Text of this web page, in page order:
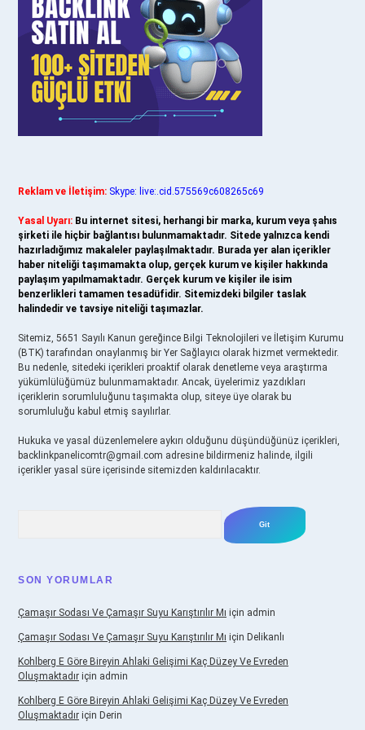
Reklam ve İletişim: Skype: live:.cid.575569c608265c69
Yasal Uyarı: Bu internet sitesi, herhangi bir marka, kurum veya şahıs
şirketi ile hiçbir bağlantısı bulunmamaktadır. Sitede yalnızca kendi
hazırladığımız makaleler paylaşılmaktadır. Burada yer alan içerikler
haber niteliği taşımamakta olup, gerçek kurum ve kişiler hakkında
paylaşım yapılmamaktadır. Gerçek kurum ve kişiler ile isim
benzerlikleri tamamen tesadüfidir. Sitemizdeki bilgiler taslak
halindedir ve tavsiye niteliği taşımazlar.
Sitemiz, 5651 Sayılı Kanun gereğince Bilgi Teknolojileri ve İletişim Kurumu
(BTK) tarafından onaylanmış bir Yer Sağlayıcı olarak hizmet vermektedir.
Bu nedenle, sitedeki içerikleri proaktif olarak denetleme veya araştırma
yükümlülüğümüz bulunmamaktadır. Ancak, üyelerimiz yazdıkları
içeriklerin sorumluluğunu taşımakta olup, siteye üye olarak bu
sorumluluğu kabul etmiş sayılırlar.
Hukuka ve yasal düzenlemelere aykırı olduğunu düşündüğünüz içerikleri,
backlinkpanelicomtr@gmail.com adresine bildirmeniz halinde, ilgili
içerikler yasal süre içerisinde sitemizden kaldırılacaktır.
SON YORUMLAR
Çamaşır Sodası Ve Çamaşır Suyu Karıştırılır Mı için admin
Çamaşır Sodası Ve Çamaşır Suyu Karıştırılır Mı için Delikanlı
Kohlberg E Göre Bireyin Ahlaki Gelişimi Kaç Düzey Ve Evreden
Oluşmaktadır için admin
Kohlberg E Göre Bireyin Ahlaki Gelişimi Kaç Düzey Ve Evreden
Oluşmaktadır için Derin